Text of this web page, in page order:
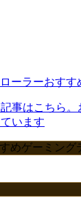
ーラーおすす
事はこちら
います
めゲーミン